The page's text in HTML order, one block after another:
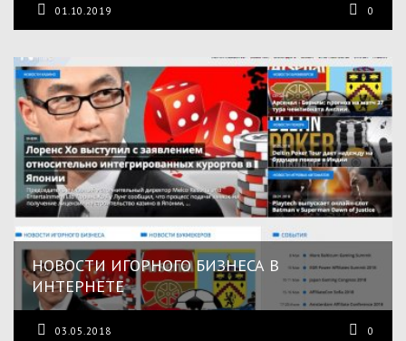
01.10.2019 0
НОВОСТИ ИГОРНОГО БИЗНЕСА В
ИНТЕРНЕТЕ
03.05.2018 0